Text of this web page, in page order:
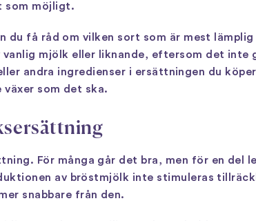
som möjligt.
du få råd om vilken sort som är mest
mjölk eller liknande, eftersom det inte
andra ingredienser i ersättningen du
som det ska.
För många går det bra, men för en del
av bröstmjölk inte stimuleras
snabbare från den.